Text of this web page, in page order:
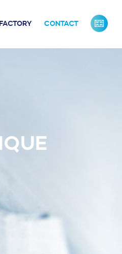
CONTACT